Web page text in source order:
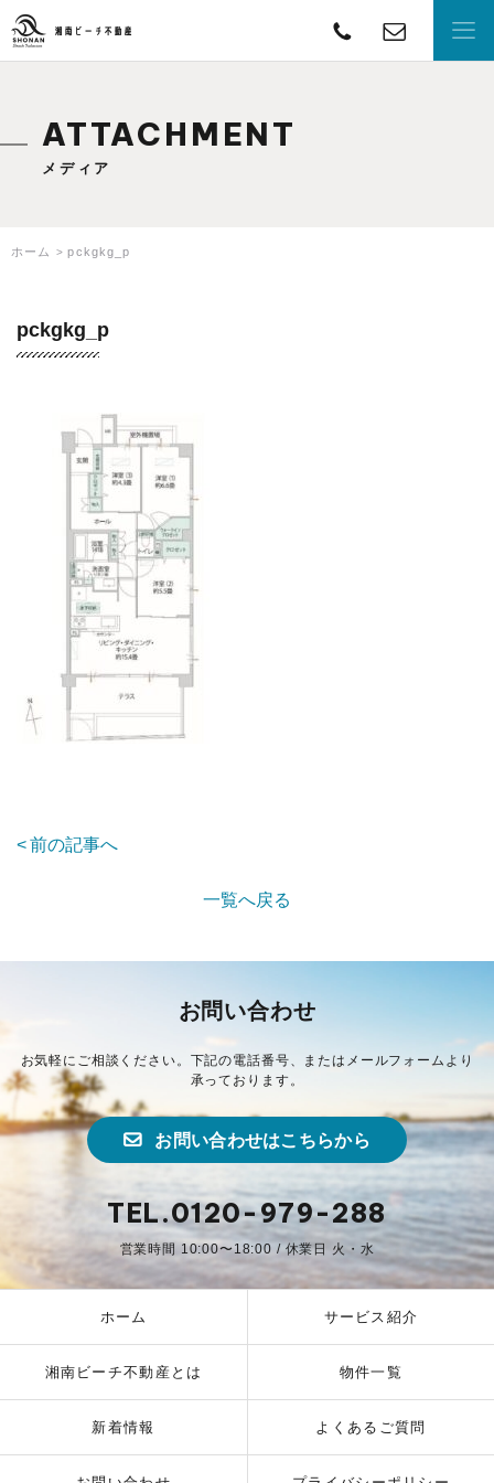
湘南ビーチ不動産
ATTACHMENT
メディア
ホーム pckgkg_p
pckgkg_p
前の記事へ
一覧へ戻る
お問い合わせ
お気軽にご相談ください。下記の電話番号、またはメールフォームより
承っております。
お問い合わせはこちらから
TEL.0120-979-288
営業時間 10:00〜18:00 / 休業日 火・水
ホーム サービス紹介
湘南ビーチ不動産とは 物件一覧
新着情報 よくあるご質問